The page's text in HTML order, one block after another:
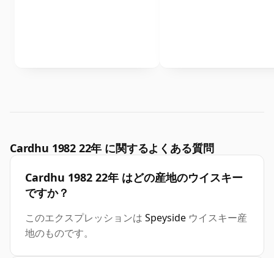
Cardhu 1982 22年 に関するよくある質問
Cardhu 1982 22年 はどの産地のウイスキー
ですか？
このエクスプレッションは Speyside ウイスキー産
地のものです。